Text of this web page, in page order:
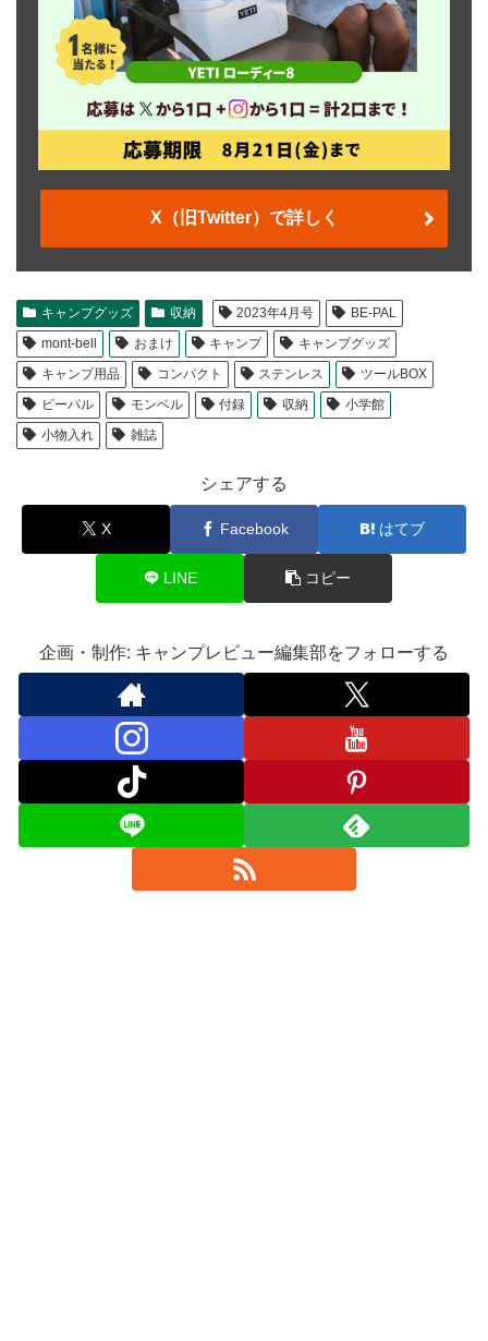
X（旧Twitter）で詳しく
キャンプグッズ 収納 2023年4月号
BE-PAL
mont-bell
おまけ キャンプ
キャンプグッズ
キャンプ用品
コンパクト ステンレス
ツールBOX
ビーパル
モンベル 付録 収納
小学館
小物入れ
雑誌
シェアする
X Facebook はてブ
LINE コピー
企画・制作: キャンプレビュー編集部をフォローする